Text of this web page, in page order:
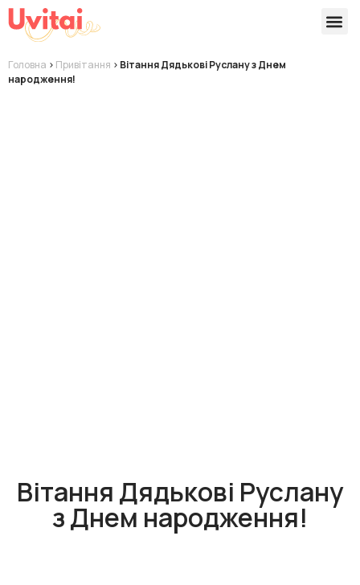
Головна > Привітання > Вітання Дядькові Руслану з Днем
народження!
Вітання Дядькові Руслану
з Днем народження!